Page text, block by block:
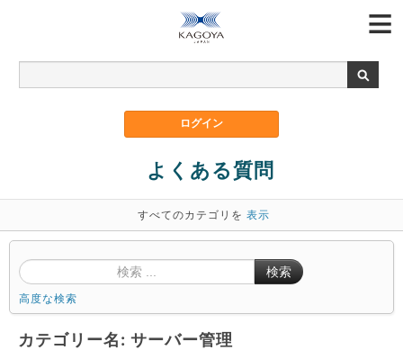
よくある質問
すべてのカテゴリを 表示
検索
高度な検索
カテゴリー名: サーバー管理